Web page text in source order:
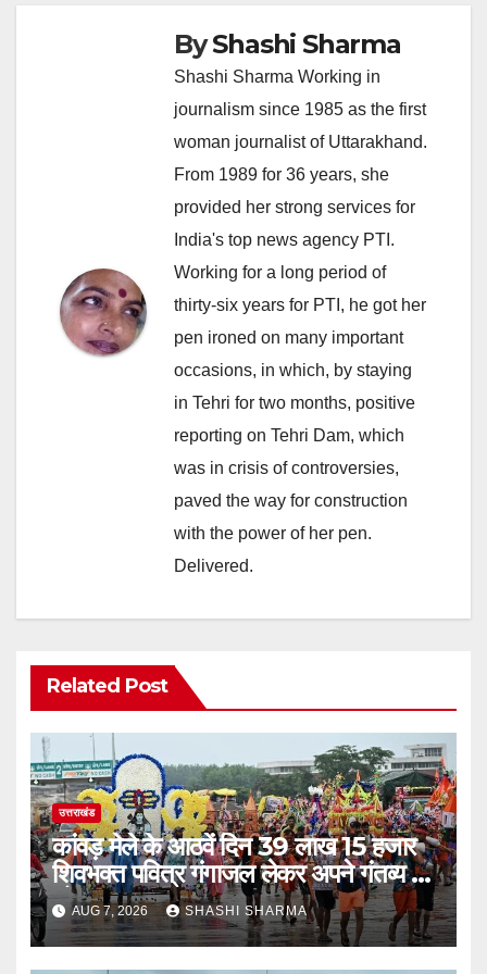
ByShashi Sharma
Shashi Sharma Working in
journalism since 1985 as the first
woman journalist of Uttarakhand.
From 1989 for 36 years, she
provided her strong services for
India's top news agency PTI.
Working for a long period of
thirty-six years for PTI, he got her
pen ironed on many important
occasions, in which, by staying
in Tehri for two months, positive
reporting on Tehri Dam, which
was in crisis of controversies,
paved the way for construction
with the power of her pen.
Delivered.
Related Post
उत्तराखंड
कांवड़ मेले के आठवें दिन 39 लाख 15 हजार
शिवभक्त पवित्र गंगाजल लेकर अपने गंतव्य की
ओर हुए रवाना
AUG 7, 2026 SHASHI SHARMA